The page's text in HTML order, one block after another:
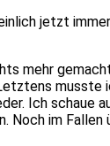
jetzt
mehr
Ich
im